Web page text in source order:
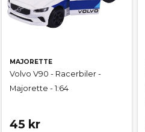
MAJORETTE
Volvo V90 - Racerbiler -
Majorette - 1:64
45 kr